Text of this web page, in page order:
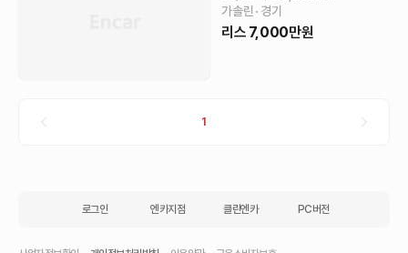
가솔린
경기
리스 7,000만원
1
로그인 엔카지점 클린엔카 PC버전